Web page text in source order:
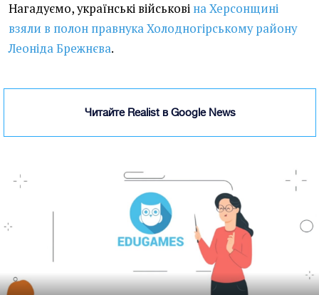
Нагадуємо, українські військові на Херсонщині
взяли в полон правнука Холодногірському району
Леоніда Брежнєва.
Читайте Realist в Google News